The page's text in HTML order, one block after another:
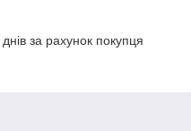
за рахунок покупця